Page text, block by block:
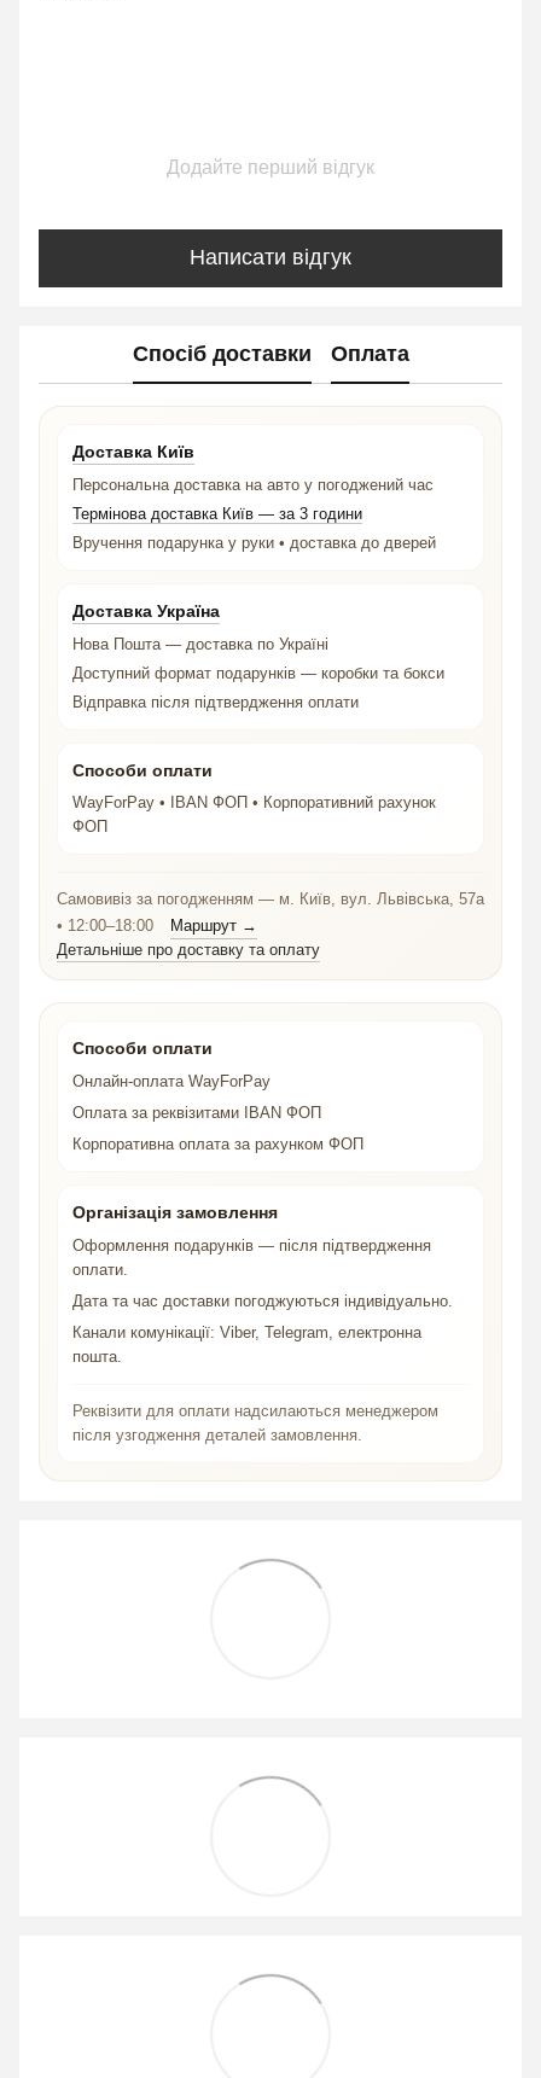
Додайте перший відгук
Написати відгук
Спосіб доставки Оплата
Доставка Київ
Персональна доставка на авто у погоджений час
Термінова доставка Київ — за 3 години
Вручення подарунка у руки • доставка до дверей
Доставка Україна
Нова Пошта — доставка по Україні
Доступний формат подарунків — коробки та бокси
Відправка після підтвердження оплати
Способи оплати
WayForPay • IBAN ФОП • Корпоративний рахунок
ФОП
Самовивіз за погодженням — м. Київ, вул. Львівська, 57а
• 12:00–18:00
Маршрут →
Детальніше про доставку та оплату
Способи оплати
Онлайн-оплата WayForPay
Оплата за реквізитами IBAN ФОП
Корпоративна оплата за рахунком ФОП
Організація замовлення
Оформлення подарунків — після підтвердження
оплати.
Дата та час доставки погоджуються індивідуально.
Канали комунікації: Viber, Telegram, електронна
пошта.
Реквізити для оплати надсилаються менеджером
після узгодження деталей замовлення.